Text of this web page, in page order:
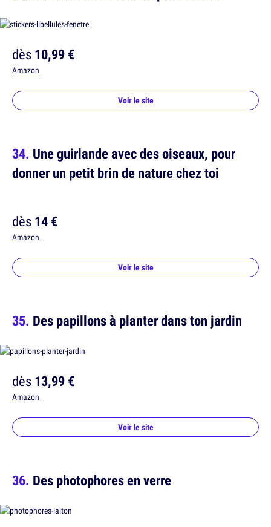
dès10,99 €
Amazon
Voir le site
Une guirlande avec des oiseaux, pour
donner un petit brin de nature chez toi
dès14 €
Amazon
Voir le site
Des papillons à planter dans ton jardin
dès13,99 €
Amazon
Voir le site
Des photophores en verre